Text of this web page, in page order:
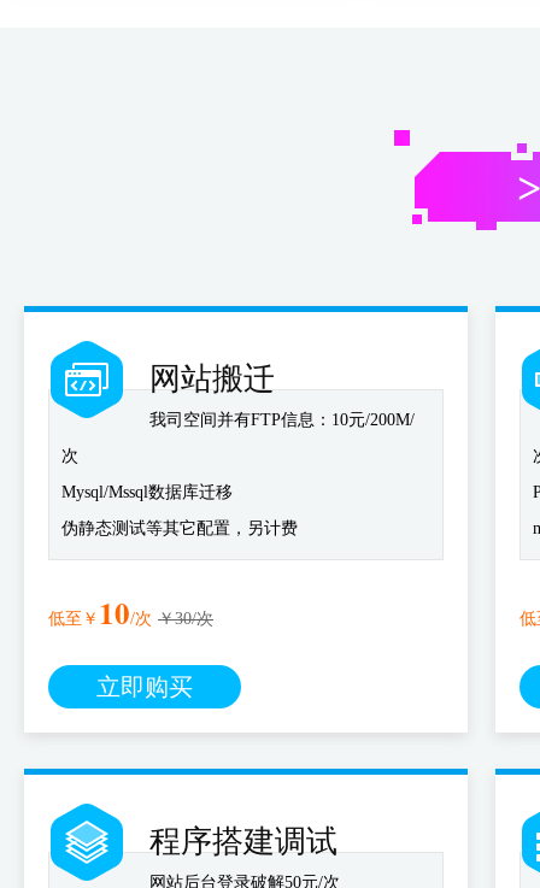
网站搬迁
我司空间并有FTP信息：10元/200M/
次
Mysql/Mssql数据库迁移
伪静态测试等其它配置，另计费
低至￥ 10/次 ￥30/次
立即购买
低
程序搭建调试
网站后台登录破解50元/次